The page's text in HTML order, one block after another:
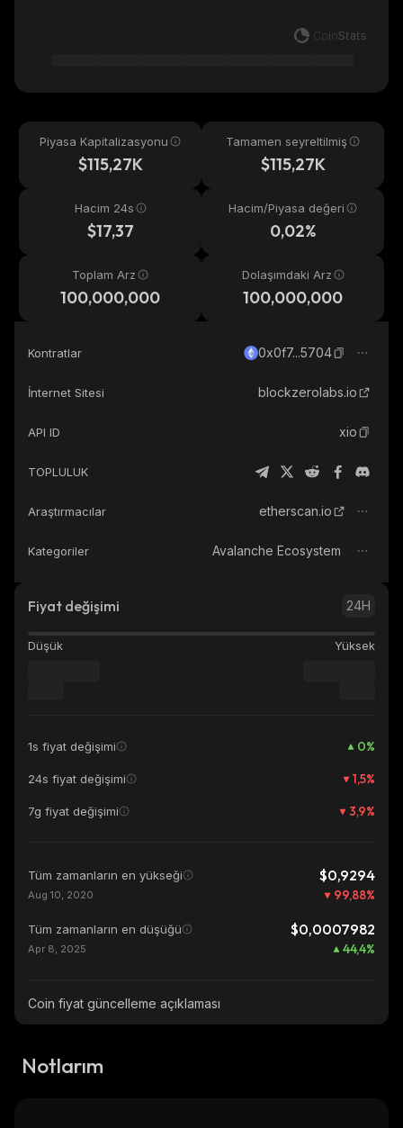
Piyasa Kapitalizasyonu
$115,27K
Tamamen seyreltilmiş
$115,27K
Hacim 24s
$17,37
Hacim/Piyasa değeri
0,02%
Toplam Arz
100,000,000
Dolaşımdaki Arz
100,000,000
Kontratlar 0x0f7...5704
İnternet Sitesi blockzerolabs.io
API ID xio
TOPLULUK
Araştırmacılar etherscan.io
Kategoriler Avalanche Ecosystem
Fiyat değişimi 24H
Düşük Yüksek
1s fiyat değişimi 0%
24s fiyat değişimi 1,5%
7g fiyat değişimi 3,9%
Tüm zamanların en yükseği $0,9294
Aug 10, 2020 99,88%
Tüm zamanların en düşüğü $0,0007982
Apr 8, 2025 44,4%
Coin fiyat güncelleme açıklaması
Notlarım